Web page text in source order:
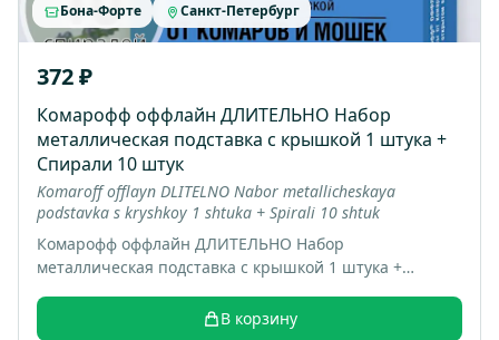
Бона-Форте Санкт-Петербург
372 ₽
Комарофф оффлайн ДЛИТЕЛЬНО Набор
металлическая подставка с крышкой 1 штука +
Спирали 10 штук
Komaroff offlayn DLITELNO Nabor metallicheskaya
podstavka s kryshkoy 1 shtuka + Spirali 10 shtuk
Комарофф оффлайн ДЛИТЕЛЬНО Набор
металлическая подставка с крышкой 1 штука +
В корзину